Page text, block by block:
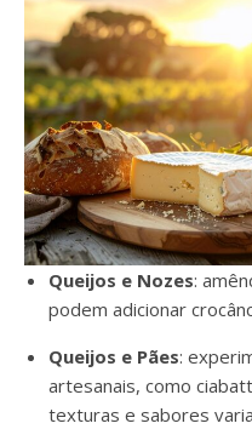
Queijos e Nozes:
podem adicionar
Queijos e Pães:
artesanais, como
texturas e sabores